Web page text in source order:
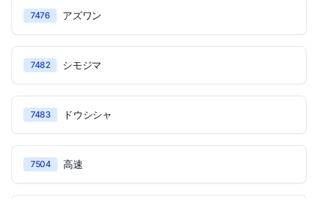
7476 アズワン
7482 シモジマ
7483 ドウシシャ
7504 高速